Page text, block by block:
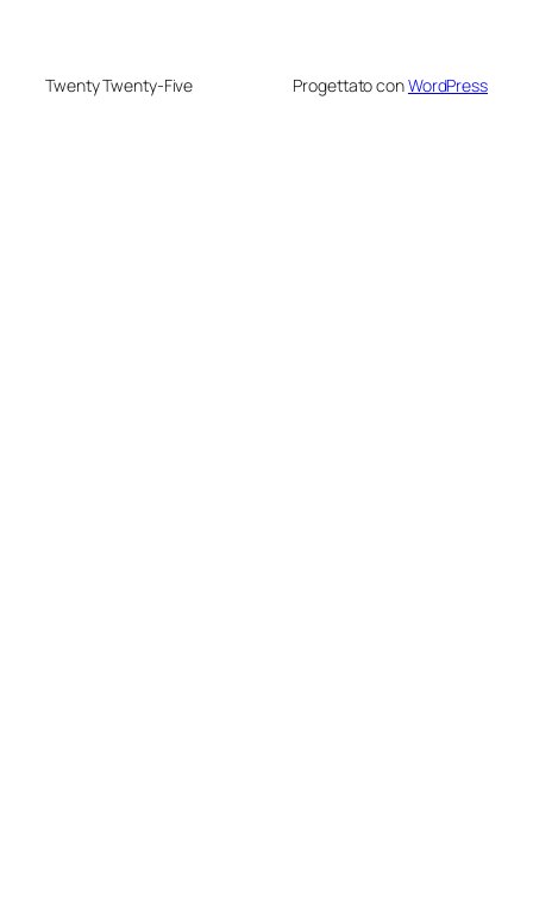
Twenty Twenty-Five Progettato conWordPress